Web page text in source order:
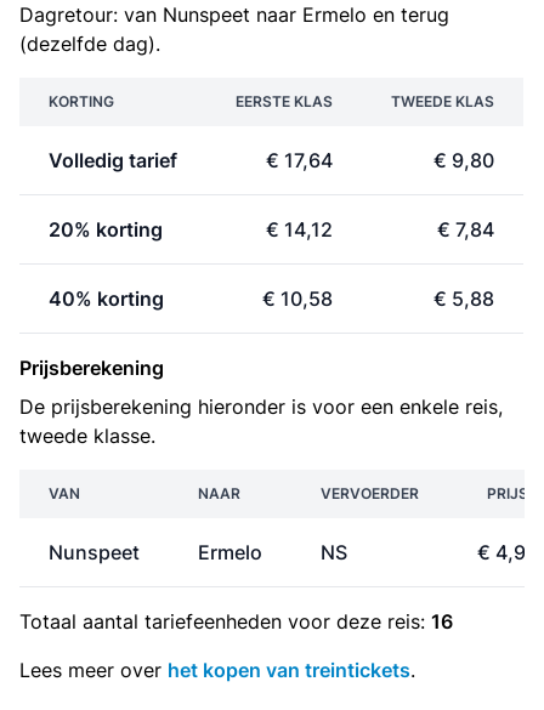
Dagretour: van Nunspeet naar Ermelo en terug
(dezelfde dag).
KORTING EERSTE KLAS TWEEDE KLAS
Volledig tarief € 17,64 € 9,80
20% korting € 14,12 € 7,84
40% korting € 10,58 € 5,88
Prijsberekening
De prijsberekening hieronder is voor een enkele reis,
tweede klasse.
VAN NAAR VERVOERDER PRIJS
Nunspeet Ermelo NS € 4,90
Totaal aantal tariefeenheden voor deze reis: 16
Lees meer over het kopen van treintickets.